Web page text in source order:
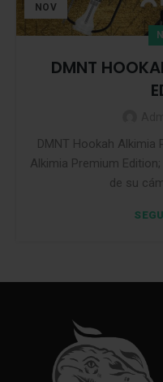
NOV
DMNT
DMNT Hookah Alkimia
Alkimia Premium
de su